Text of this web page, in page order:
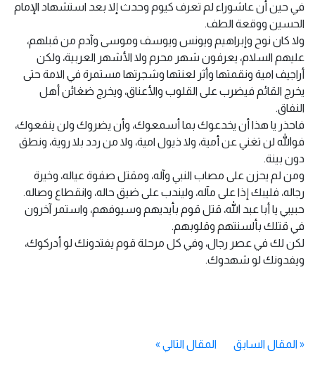
في حين أن عاشوراء لم تعرف كيوم وحدث إلا بعد استشهاد الإمام
الحسين ووقعة الطف.
ولا كان نوح وإبراهيم ويونس ويوسف وموسى وآدم من قبلهم،
عليهم السلام، يعرفون شهر محرم ولا الأشهر العربية، ولكن
أراجيف امية ونقمتها وأثر لعنتها وشجرتها مستمرة في الامة حتى
يخرج القائم فيضرب على القلوب والأعناق، ويخرج ضغائن أهل
النفاق.
فاحذر يا هذا أن يخدعوك بما أسمعوك، وأن يضروك ولن ينفعوك،
فوالله لن تغني عن أمية، ولا ذيول امية، ولا من ردد بلا روية، ونطق
دون بينة.
ومن لم يحزن على مصاب النبي وآله، ومقتل صفوة عياله، وخيرة
رجاله، فليبك إذا على مآله، وليندب على ضيق حاله، وانقطاع وصاله.
حبيبي يا أبا عبد الله، قتل قوم بأيديهم وسيوفهم، واستمر آخرون
في قتلك بألسنتهم وقلوبهم.
لكن لك في عصر رجال، وفي كل مرحلة قوم يفتدونك لو أدركوك،
ويفدونك لو شهدوك.
«المقال السابق المقال التالي »